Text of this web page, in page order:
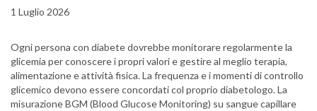
1 Luglio 2026
Ogni persona con diabete dovrebbe monitorare regolarmente la
glicemia per conoscere i propri valori e gestire al meglio terapia,
alimentazione e attività fisica. La frequenza e i momenti di controllo
glicemico devono essere concordati col proprio diabetologo. La
misurazione BGM (Blood Glucose Monitoring) su sangue capillare